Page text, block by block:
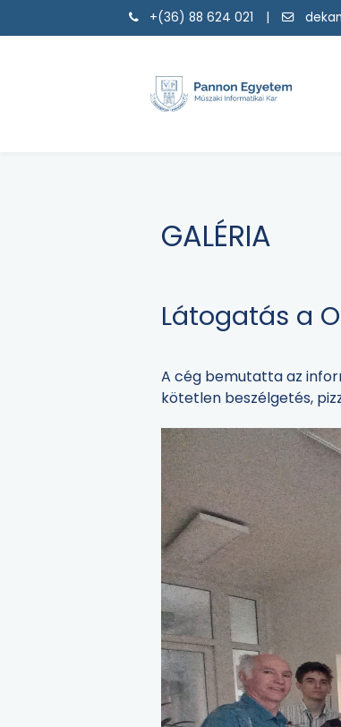
+(36) 88 624 021 |
GALÉRIA
Látogatás a
A cég bemutatta az
kötetlen beszélgetés,